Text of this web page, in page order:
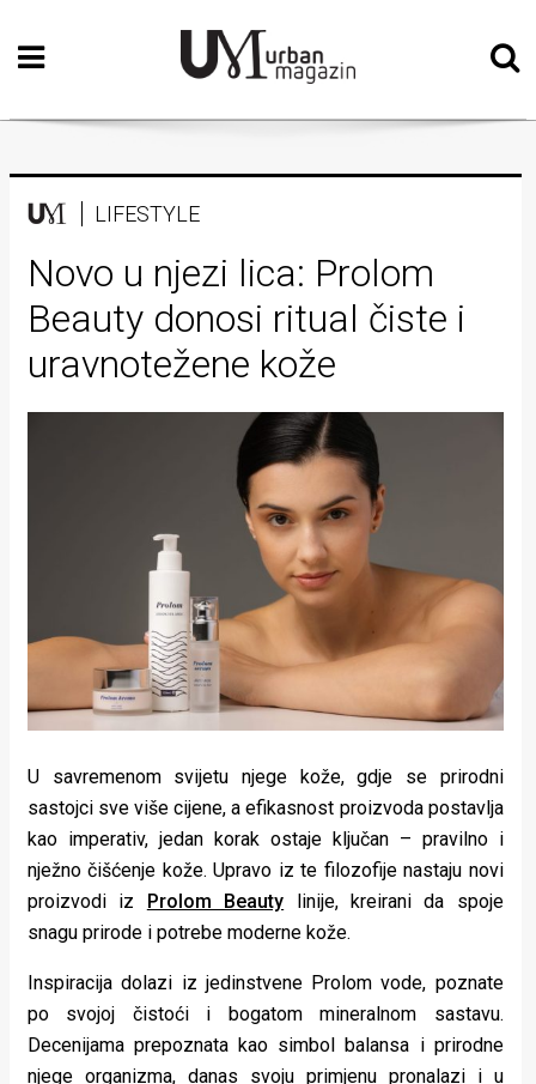
Početna
Vizualne
Teatar
Književnost
Muzika
Film
Intervju
Fashion
Zdravlje
stolom
Život
u
pokretu
Ideje
koje
LIFESTYLE
Novo u njezi lica: Prolom
Beauty donosi ritual čiste i
uravnotežene kože
U savremenom svijetu njege kože, gdje se prirodni
sastojci sve više cijene, a efikasnost proizvoda postavlja
kao imperativ, jedan korak ostaje ključan – pravilno i
nježno čišćenje kože. Upravo iz te filozofije nastaju novi
proizvodi iz Prolom Beauty linije, kreirani da spoje
snagu prirode i potrebe moderne kože.
Inspiracija dolazi iz jedinstvene Prolom vode, poznate
po svojoj čistoći i bogatom mineralnom sastavu.
Decenijama prepoznata kao simbol balansa i prirodne
njege organizma, danas svoju primjenu pronalazi i u